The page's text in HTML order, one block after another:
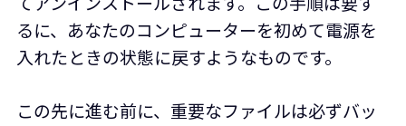
るに、あなたのコンピューターを初めて電源を
入れたときの状態に戻すようなものです。
この先に進む前に、重要なファイルは必ずバッ